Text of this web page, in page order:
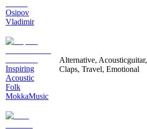
Osipov
Vladimir
Inspiring
Acoustic
Folk
MokkaMusic
Alternative, Acousticguitar,
Claps, Travel, Emotional